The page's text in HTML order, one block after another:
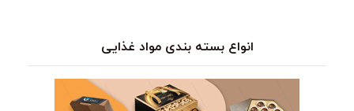
انواع بسته بندی مواد غذایی